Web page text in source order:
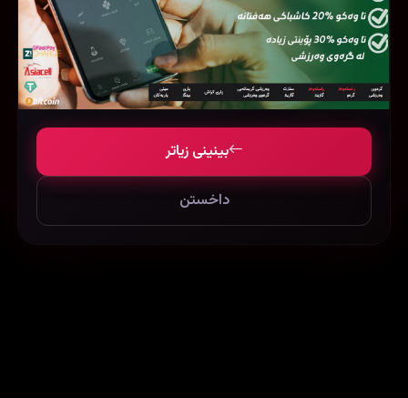
71858
Blind (2011)
99189
58560
بینینی زیاتر
داخستن